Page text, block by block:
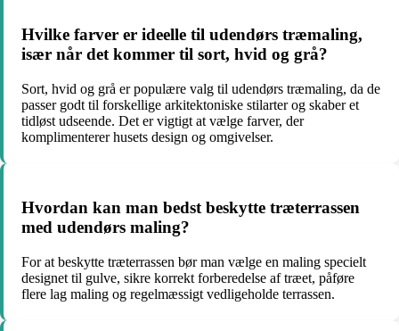
Hvilke farver er ideelle til udendørs træmaling,
især når det kommer til sort, hvid og grå?
Sort, hvid og grå er populære valg til udendørs træmaling, da de
passer godt til forskellige arkitektoniske stilarter og skaber et
tidløst udseende. Det er vigtigt at vælge farver, der
komplimenterer husets design og omgivelser.
Hvordan kan man bedst beskytte træterrassen
med udendørs maling?
For at beskytte træterrassen bør man vælge en maling specielt
designet til gulve, sikre korrekt forberedelse af træet, påføre
flere lag maling og regelmæssigt vedligeholde terrassen.